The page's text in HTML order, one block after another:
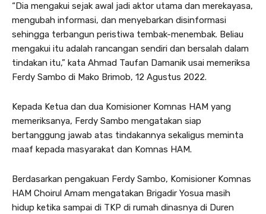
“Dia mengakui sejak awal jadi aktor utama dan merekayasa,
mengubah informasi, dan menyebarkan disinformasi
sehingga terbangun peristiwa tembak-menembak. Beliau
mengakui itu adalah rancangan sendiri dan bersalah dalam
tindakan itu,” kata Ahmad Taufan Damanik usai memeriksa
Ferdy Sambo di Mako Brimob, 12 Agustus 2022.
Kepada Ketua dan dua Komisioner Komnas HAM yang
memeriksanya, Ferdy Sambo mengatakan siap
bertanggung jawab atas tindakannya sekaligus meminta
maaf kepada masyarakat dan Komnas HAM.
Berdasarkan pengakuan Ferdy Sambo, Komisioner Komnas
HAM Choirul Amam mengatakan Brigadir Yosua masih
hidup ketika sampai di TKP di rumah dinasnya di Duren